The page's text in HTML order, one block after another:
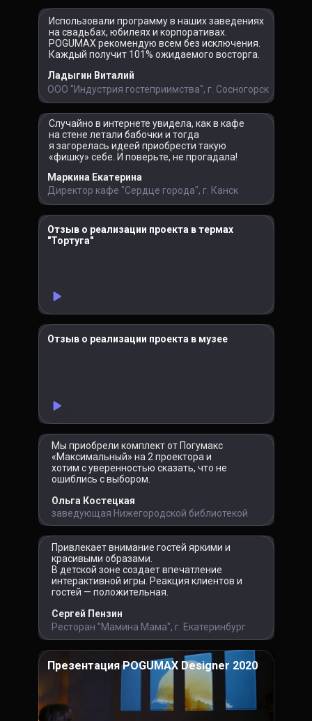
Использовали программу в наших заведениях
на свадьбах, юбилеях и корпоративах.
POGUMAX рекомендую всем без исключения.
Каждый получит 101% ожидаемого восторга.
Cлучайно в интернете увидела, как в кафе
на стене летали бабочки и тогда
я загорелась идеей приобрести такую
«фишку» себе. И поверьте, не прогадала!
Мы приобрели комплект от Погумакс
«Максимальный» на 2 проектора и
хотим с уверенностью сказать, что не
ошиблись с выбором.
Привлекает внимание гостей яркими и
красивыми образами.
В детской зоне создает впечатление
интерактивной игры. Реакция клиентов и
гостей — положительная.
Презентация POGUMAX Designer 2020
Отзыв о реализации проекта в термах
"Тортуга"
Отзыв о реализации проекта в музее
Ладыгин Виталий
ООО "Индустрия гостеприимства", г. Сосногорск
Маркина Екатерина
Директор кафе "Сердце города", г. Канск
Ольга Костецкая
заведующая Нижегородской библиотекой
Сергей Пензин
Ресторан "Мамина Мама", г. Екатеринбург